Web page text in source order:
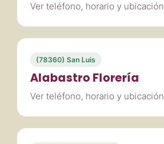
Ver teléfono, horario y ubicación
(78360) San Luis
Alabastro Florería
Ver teléfono, horario y ubicación